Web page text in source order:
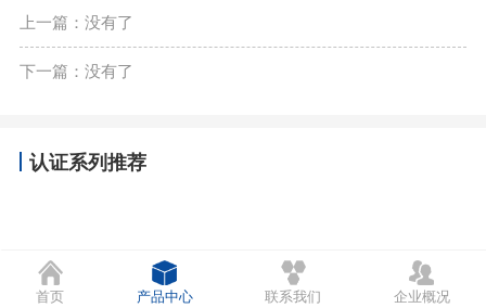
上一篇：没有了
下一篇：没有了
认证系列推荐
首页 产品中心 联系我们 企业概况